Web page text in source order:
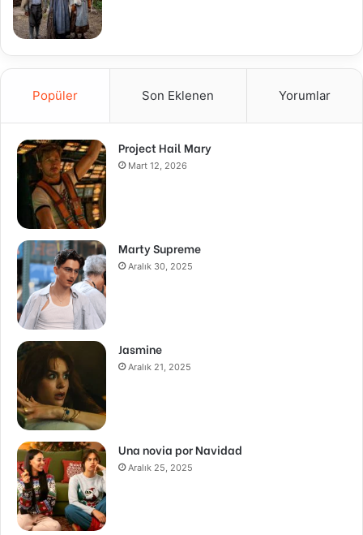
Popüler Son Eklenen Yorumlar
Project Hail Mary
Mart 12, 2026
Marty Supreme
Aralık 30, 2025
Jasmine
Aralık 21, 2025
Una novia por Navidad
Aralık 25, 2025